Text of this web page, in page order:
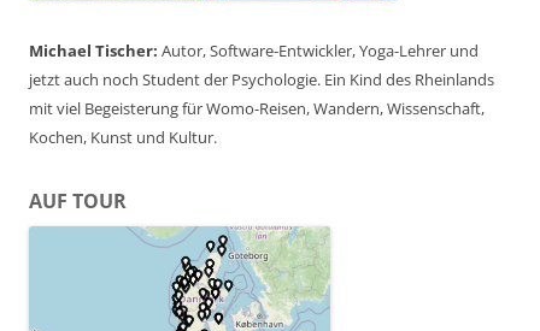
Michael Tischer: Autor, Software-Entwickler, Yoga-Lehrer und
jetzt auch noch Student der Psychologie. Ein Kind des Rheinlands
mit viel Begeisterung für Womo-Reisen, Wandern, Wissenschaft,
Kochen, Kunst und Kultur.
AUF TOUR